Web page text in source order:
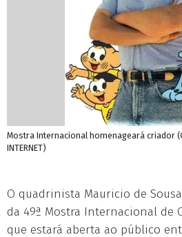
Mostra Internacional homenageará criador
INTERNET)
O quadrinista Mauricio de
da 49ª Mostra Internacional de
que estará aberta ao público